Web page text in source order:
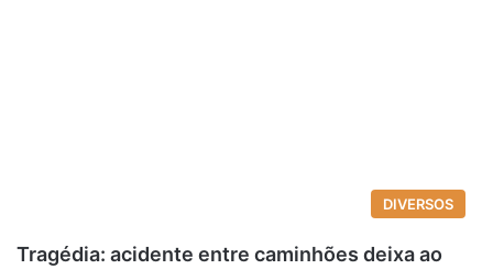
DIVERSOS
Tragédia: acidente entre caminhões deixa ao